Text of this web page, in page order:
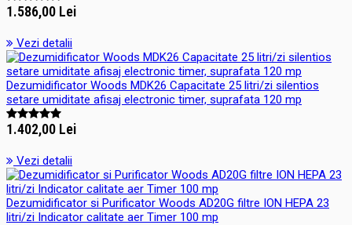
1.586,00 Lei
Vezi detalii
Dezumidificator Woods MDK26 Capacitate 25 litri/zi silentios
setare umiditate afisaj electronic timer, suprafata 120 mp
1.402,00 Lei
Vezi detalii
Dezumidificator si Purificator Woods AD20G filtre ION HEPA 23
litri/zi Indicator calitate aer Timer 100 mp